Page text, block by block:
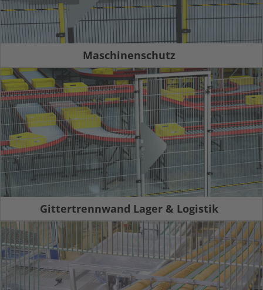
Maschinenschutz
Gittertrennwand Lager & Logistik